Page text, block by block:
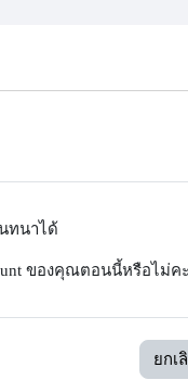
ทนาได้
ของคุณตอนนี้หรือไม่คะ
ยกเ